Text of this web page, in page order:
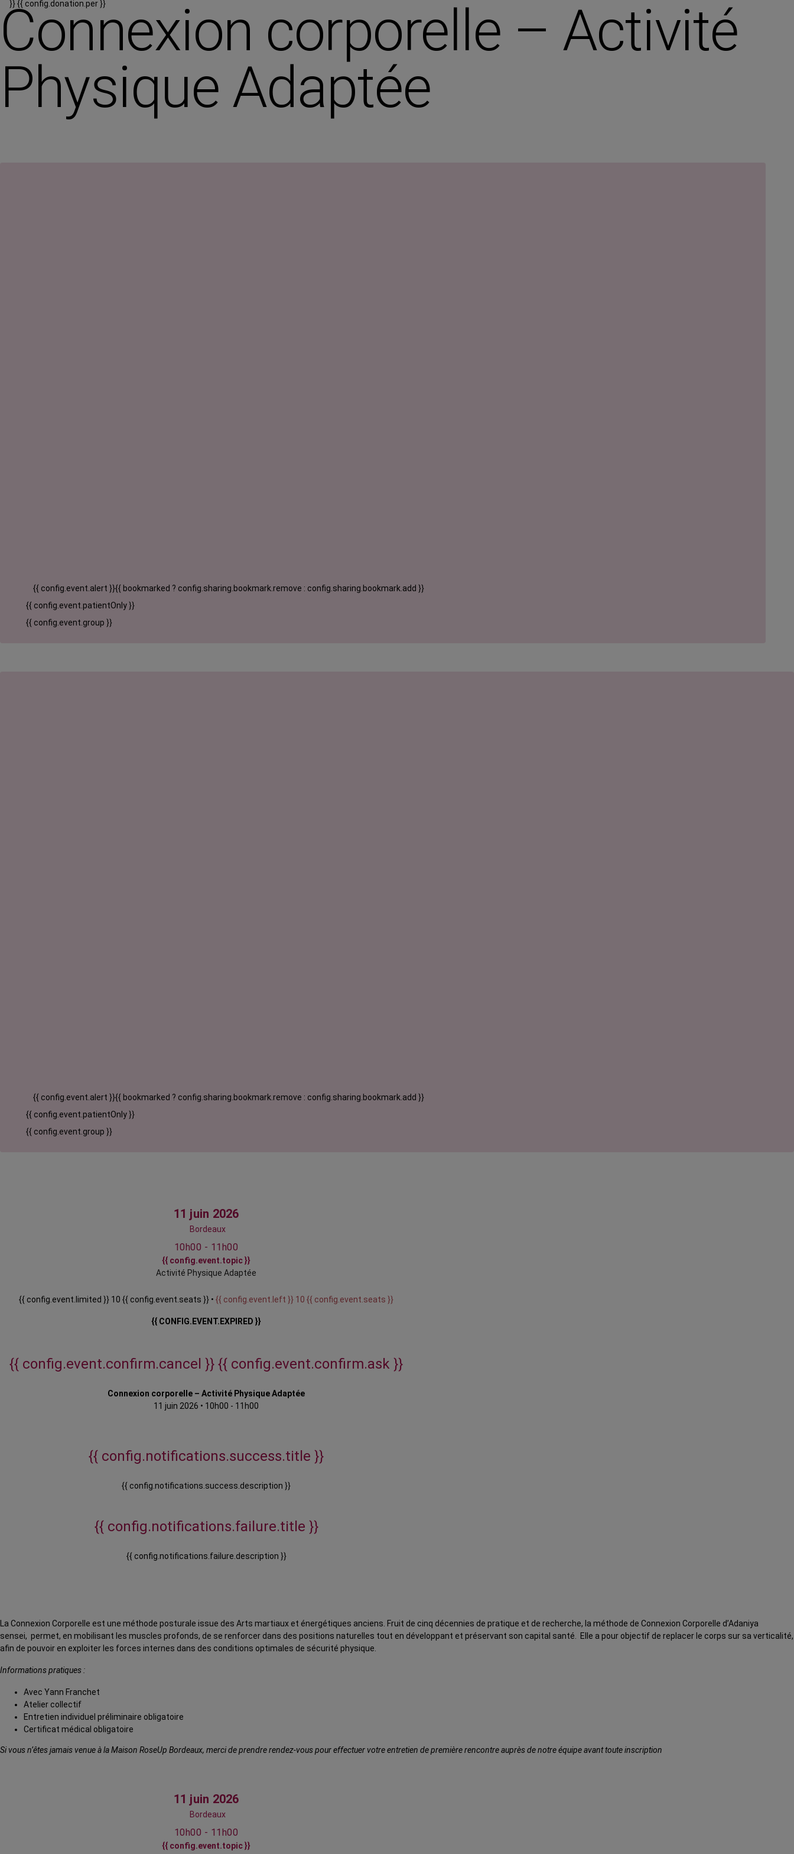
}}{{ config.donation.per }}
Connexion corporelle – Activité
Physique Adaptée
{{ config.event.alert }}{{ bookmarked ? config.sharing.bookmark.remove : config.sharing.bookmark.add }}
{{ config.event.patientOnly }}
{{ config.event.group }}
{{ config.event.alert }}{{ bookmarked ? config.sharing.bookmark.remove : config.sharing.bookmark.add }}
{{ config.event.patientOnly }}
{{ config.event.group }}
11 juin 2026
Bordeaux
10h00 - 11h00
{{ config.event.topic }}
Activité Physique Adaptée
{{ config.event.limited }} 10 {{ config.event.seats }} • {{ config.event.left }} 10 {{ config.event.seats }}
{{ CONFIG.EVENT.EXPIRED }}
{{ config.event.confirm.cancel }} {{ config.event.confirm.ask }}
Connexion corporelle – Activité Physique Adaptée
11 juin 2026 • 10h00 - 11h00
{{ config.notifications.success.title }}
{{ config.notifications.success.description }}
{{ config.notifications.failure.title }}
{{ config.notifications.failure.description }}
La Connexion Corporelle est une méthode posturale issue des Arts martiaux et énergétiques anciens. Fruit de cinq décennies de pratique et de recherche, la méthode de Connexion Corporelle d’Adaniya
sensei, permet, en mobilisant les muscles profonds, de se renforcer dans des positions naturelles tout en développant et préservant son capital santé. Elle a pour objectif de replacer le corps sur sa verticalité,
afin de pouvoir en exploiter les forces internes dans des conditions optimales de sécurité physique.
Informations pratiques :
Avec Yann Franchet
Atelier collectif
Entretien individuel préliminaire obligatoire
Certificat médical obligatoire
Si vous n’êtes jamais venue à la Maison RoseUp Bordeaux, merci de prendre rendez-vous pour effectuer votre entretien de première rencontre auprès de notre équipe avant toute inscription
11 juin 2026
Bordeaux
10h00 - 11h00
{{ config.event.topic }}